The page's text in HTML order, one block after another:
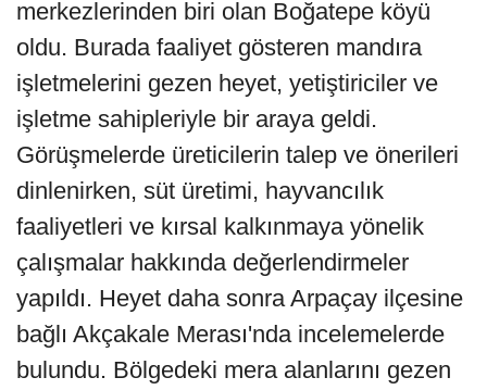
merkezlerinden biri olan Boğatepe köyü
oldu. Burada faaliyet gösteren mandıra
işletmelerini gezen heyet, yetiştiriciler ve
işletme sahipleriyle bir araya geldi.
Görüşmelerde üreticilerin talep ve önerileri
dinlenirken, süt üretimi, hayvancılık
faaliyetleri ve kırsal kalkınmaya yönelik
çalışmalar hakkında değerlendirmeler
yapıldı. Heyet daha sonra Arpaçay ilçesine
bağlı Akçakale Merası'nda incelemelerde
bulundu. Bölgedeki mera alanlarını gezen